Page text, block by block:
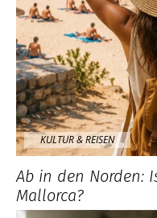
KULTUR & REISEN
Ab in den Norden:
Mallorca?